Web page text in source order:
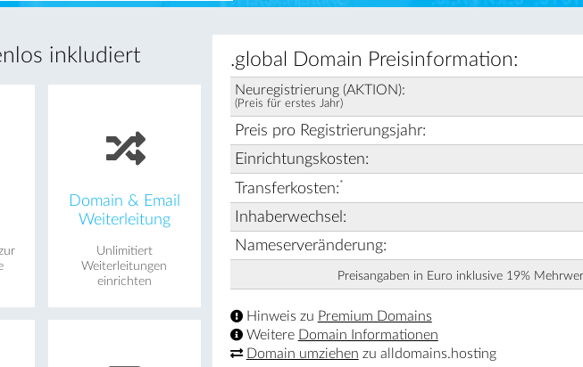
inkludiert
Domain & Email
Weiterleitung
Unlimitiert
Weiterleitungen
einrichten
.global Domain Preisinformation:
Neuregistrierung (AKTION):
(Preis für erstes Jahr)
Preis pro Registrierungsjahr:
Einrichtungskosten:
Transferkosten:*
Inhaberwechsel:
Nameserveränderung:
Preisangaben in Euro inklusive 19%
Hinweis zu Premium Domains
Weitere Domain Informationen
Domain umziehen zu alldomains.hosting